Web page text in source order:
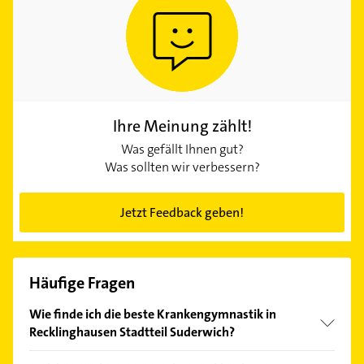
Ihre Meinung zählt!
Was gefällt Ihnen gut?
Was sollten wir verbessern?
Jetzt Feedback geben!
Häufige Fragen
Wie finde ich die beste Krankengymnastik in
Recklinghausen Stadtteil Suderwich?